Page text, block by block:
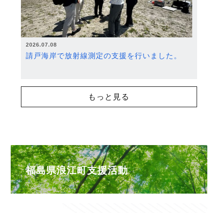
2026.07.08
請戸海岸で放射線測定の支援を行いました。
もっと見る
福島県浪江町支援活動